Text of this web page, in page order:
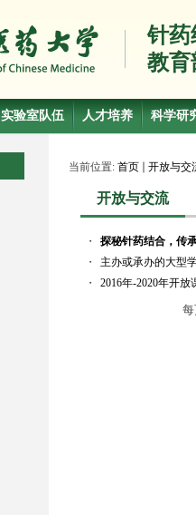
针药
教育
实验室队伍 人才培养 科学研
当前位置: 首页 开放与交
开放与交流
・
探秘针药结合，传
・
主办或承办的大型
・
2016年-2020年开放